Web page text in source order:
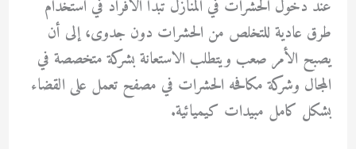
عند دخول الحشرات في المنازل تبدأ الأفراد في استخدام
طرق عادية للتخلص من الحشرات دون جدوى، إلى أن
يصبح الأمر صعب ويتطلب الاستعانة بشركة متخصصة في
المجال وشركة مكافحه الحشرات في مصفح تعمل على القضاء
بشكل كامل مبيدات كيميائية.